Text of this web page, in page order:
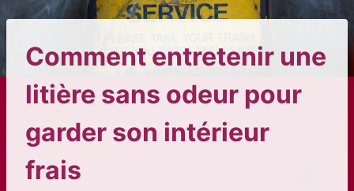
Comment entretenir une
litière sans odeur pour
garder son intérieur
frais